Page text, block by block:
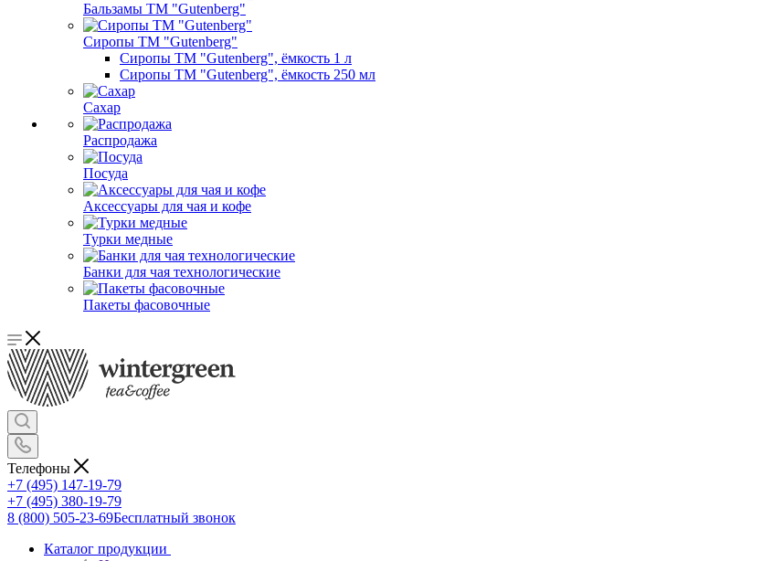
Бальзамы ТМ "Gutenberg"
Сиропы ТМ "Gutenberg"
Сиропы ТМ "Gutenberg", ёмкость 1 л
Сиропы ТМ "Gutenberg", ёмкость 250 мл
Сахар
Распродажа
Посуда
Аксессуары для чая и кофе
Турки медные
Банки для чая технологические
Пакеты фасовочные
Телефоны
+7 (495) 147-19-79
+7 (495) 380-19-79
8 (800) 505-23-69Бесплатный звонок
Каталог продукции